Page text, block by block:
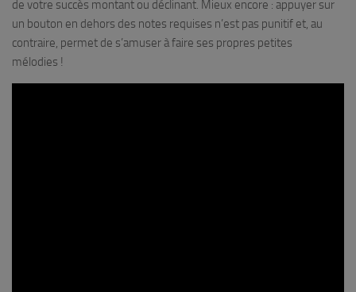
de votre succès montant ou déclinant. Mieux encore : appuyer sur
un bouton en dehors des notes requises n’est pas punitif et, au
contraire, permet de s’amuser à faire ses propres petites
mélodies !